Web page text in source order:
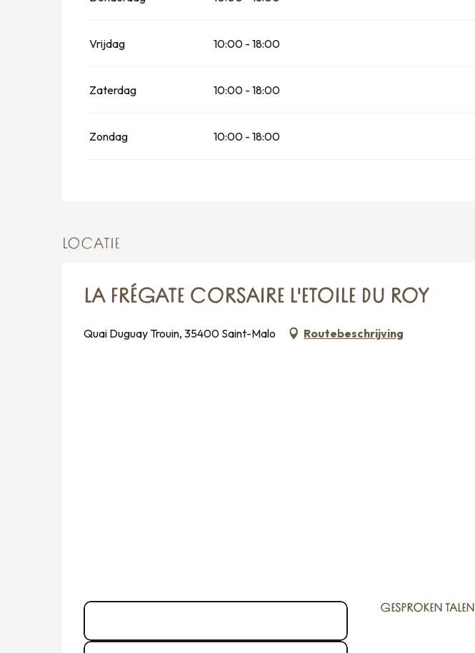
Vanaf1 september 2026tot 30 september 2026
Vrijdag 10:00 - 18:00
Zaterdag 10:00 - 18:00
Zondag 10:00 - 18:00
LOCATIE
LA FRÉGATE CORSAIRE L'ETOILE DU ROY
Quai Duguay Trouin, 35400 Saint-Malo Routebeschrijving
GESPROKEN TALEN
GESPROKEN TALEN